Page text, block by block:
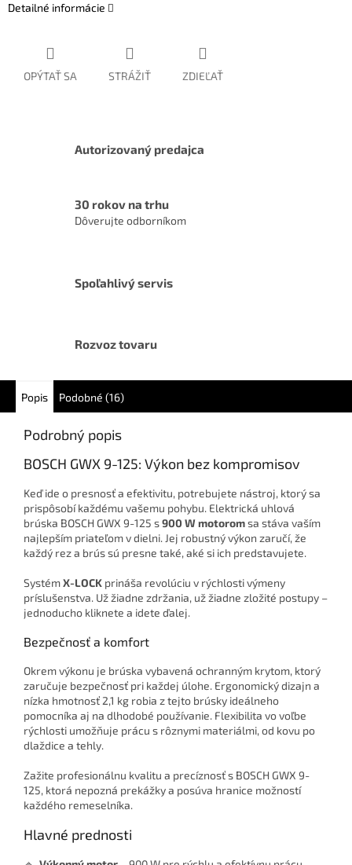
Detailné informácie
OPÝTAŤ SA STRÁŽIŤ ZDIEĽAŤ
Autorizovaný predajca
30 rokov na trhu
Dôverujte odborníkom
Spoľahlivý servis
Rozvoz tovaru
Popis Podobné (16)
Podrobný popis
BOSCH GWX 9-125: Výkon bez kompromisov
Keď ide o presnosť a efektivitu, potrebujete nástroj, ktorý sa
prispôsobí každému vašemu pohybu. Elektrická uhlová
brúska BOSCH GWX 9-125 s900 W motoromsa stáva vaším
najlepším priateľom v dielni. Jej robustný výkon zaručí, že
každý rez a brús sú presne také, aké si ich predstavujete.
SystémX-LOCK prináša revolúciu v rýchlosti výmeny
príslušenstva. Už žiadne zdržania, už žiadne zložité postupy –
jednoducho kliknete a idete ďalej.
Bezpečnosť a komfort
Okrem výkonu je brúska vybavená ochranným krytom, ktorý
zaručuje bezpečnosť pri každej úlohe. Ergonomický dizajn a
nízka hmotnosť 2,1 kg robia z tejto brúsky ideálneho
pomocníka aj na dlhodobé používanie. Flexibilita vo voľbe
rýchlosti umožňuje prácu s rôznymi materiálmi, od kovu po
dlaždice a tehly.
Zažite profesionálnu kvalitu a precíznosť s BOSCH GWX 9-
125, ktorá nepozná prekážky a posúva hranice možností
každého remeselníka.
Hlavné prednosti